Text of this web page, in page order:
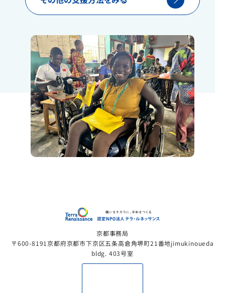
京都事務局
〒600-8191京都府京都市下京区五条高倉角堺町21番地jimukinoueda
bldg. 403号室